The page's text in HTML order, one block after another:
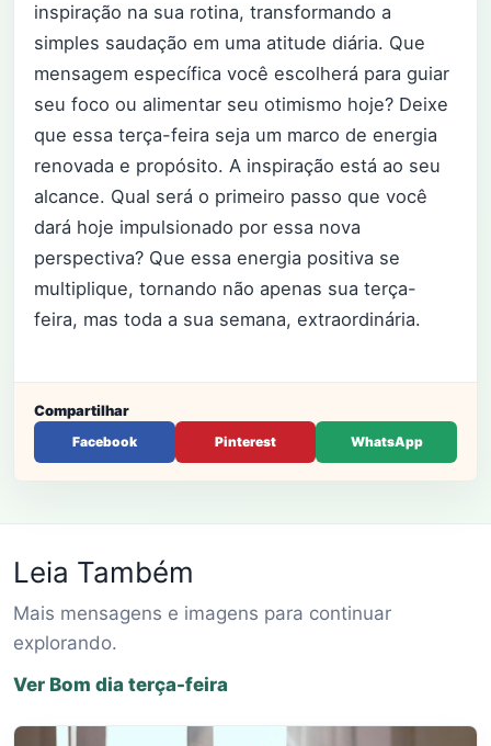
inspiração na sua rotina, transformando a
simples saudação em uma atitude diária. Que
mensagem específica você escolherá para guiar
seu foco ou alimentar seu otimismo hoje? Deixe
que essa terça-feira seja um marco de energia
renovada e propósito. A inspiração está ao seu
alcance. Qual será o primeiro passo que você
dará hoje impulsionado por essa nova
perspectiva? Que essa energia positiva se
multiplique, tornando não apenas sua terça-
feira, mas toda a sua semana, extraordinária.
Compartilhar
Facebook Pinterest WhatsApp
Leia Também
Mais mensagens e imagens para continuar
explorando.
Ver Bom dia terça-feira